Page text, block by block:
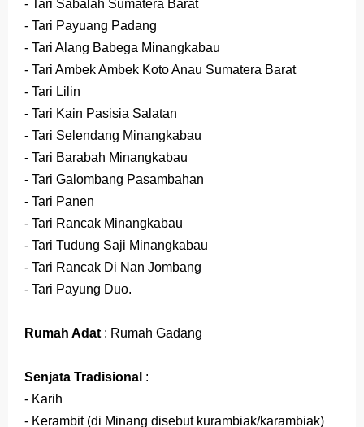
- Tari Sabalah Sumatera Barat
- Tari Payuang Padang
- Tari Alang Babega Minangkabau
- Tari Ambek Ambek Koto Anau Sumatera Barat
- Tari Lilin
- Tari Kain Pasisia Salatan
- Tari Selendang Minangkabau
- Tari Barabah Minangkabau
- Tari Galombang Pasambahan
- Tari Panen
- Tari Rancak Minangkabau
- Tari Tudung Saji Minangkabau
- Tari Rancak Di Nan Jombang
- Tari Payung Duo.
Rumah Adat : Rumah Gadang
Senjata Tradisional :
- Karih
- Kerambit (di Minang disebut kurambiak/karambiak)